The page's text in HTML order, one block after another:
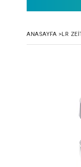
ANASAYFA >LR